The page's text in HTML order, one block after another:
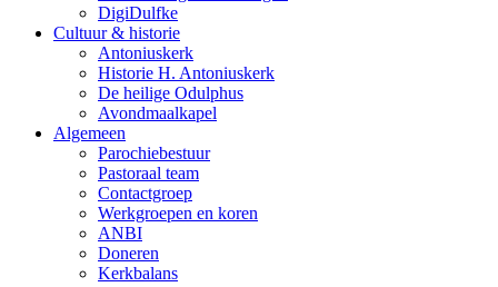
DigiDulfke
Cultuur & historie
Antoniuskerk
Historie H. Antoniuskerk
De heilige Odulphus
Avondmaalkapel
Algemeen
Parochiebestuur
Pastoraal team
Contactgroep
Werkgroepen en koren
ANBI
Doneren
Kerkbalans